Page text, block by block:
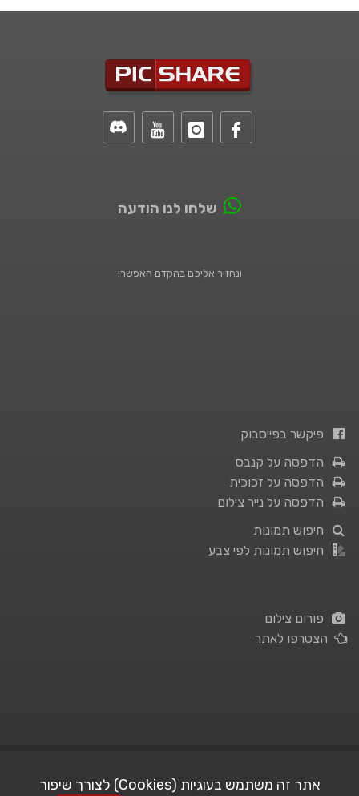
שלחו לנו הודעה
ונחזור אליכם בהקדם האפשרי
פיקשר בפייסבוק
הדפסה על קנבס
הדפסה על זכוכית
הדפסה על נייר צילום
חיפוש תמונות
חיפוש תמונות לפי צבע
פורום צילום
הצטרפו לאתר
אתר זה משתמש בעוגיות (Cookies) לצורך שיפור